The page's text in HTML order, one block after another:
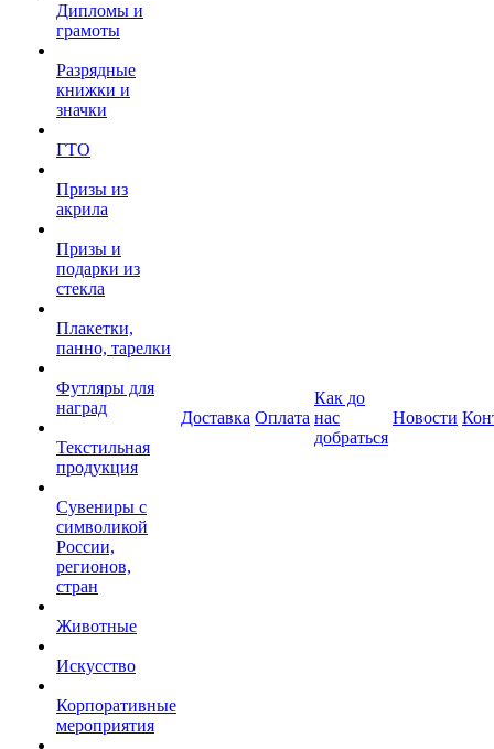
Дипломы и
грамоты
Разрядные
книжки и
значки
ГТО
Призы из
акрила
Призы и
подарки из
стекла
Плакетки,
панно, тарелки
Футляры для
наград
Текстильная
продукция
Сувениры с
символикой
России,
регионов,
стран
Животные
Искусство
Корпоративные
мероприятия
Доставка Оплата
Как до
нас
добраться
Новости